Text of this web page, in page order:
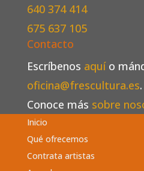
640 374 414
675 637 105
Contacto
Escríbenos aquío
oficina@frescultura.es.
Conoce más sobre
Inicio
Qué ofrecemos
Contrata artistas